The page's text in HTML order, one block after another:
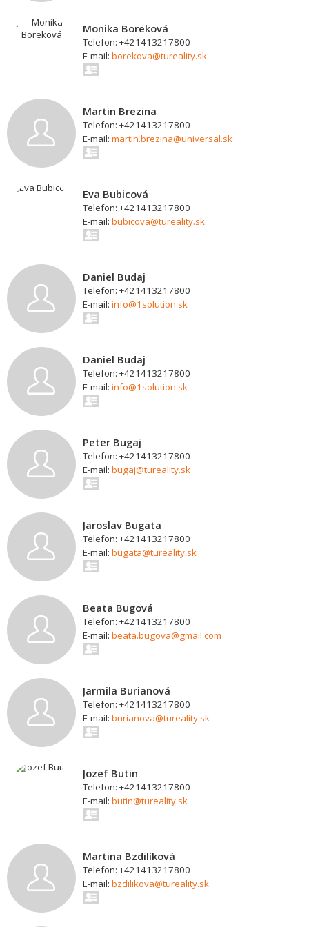
Monika Boreková
Telefon: +421413217800
E-mail: borekova@tureality.sk
Martin Brezina
Telefon: +421413217800
E-mail: martin.brezina@universal.sk
Eva Bubicová
Telefon: +421413217800
E-mail: bubicova@tureality.sk
Daniel Budaj
Telefon: +421413217800
E-mail: info@1solution.sk
Daniel Budaj
Telefon: +421413217800
E-mail: info@1solution.sk
Peter Bugaj
Telefon: +421413217800
E-mail: bugaj@tureality.sk
Jaroslav Bugata
Telefon: +421413217800
E-mail: bugata@tureality.sk
Beata Bugová
Telefon: +421413217800
E-mail: beata.bugova@gmail.com
Jarmila Burianová
Telefon: +421413217800
E-mail: burianova@tureality.sk
Jozef Butin
Telefon: +421413217800
E-mail: butin@tureality.sk
Martina Bzdilíková
Telefon: +421413217800
E-mail: bzdilikova@tureality.sk